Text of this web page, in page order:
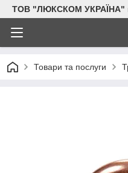
ТОВ "ЛЮКСКОМ УКРАЇНА"
Товари та послуги